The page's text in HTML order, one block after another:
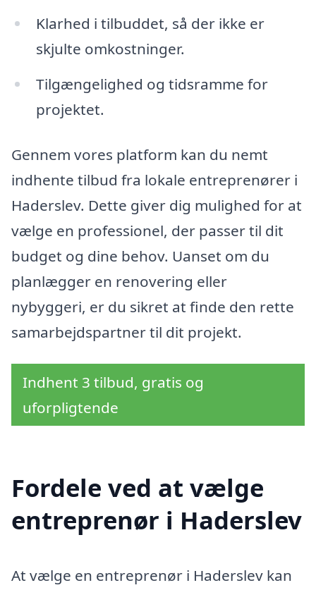
Klarhed i tilbuddet, så der ikke er
skjulte omkostninger.
Tilgængelighed og tidsramme for
projektet.
Gennem vores platform kan du nemt
indhente tilbud fra lokale entreprenører i
Haderslev. Dette giver dig mulighed for at
vælge en professionel, der passer til dit
budget og dine behov. Uanset om du
planlægger en renovering eller
nybyggeri, er du sikret at finde den rette
samarbejdspartner til dit projekt.
Indhent 3 tilbud, gratis og
uforpligtende
Fordele ved at vælge
entreprenør i Haderslev
At vælge en entreprenør i Haderslev kan